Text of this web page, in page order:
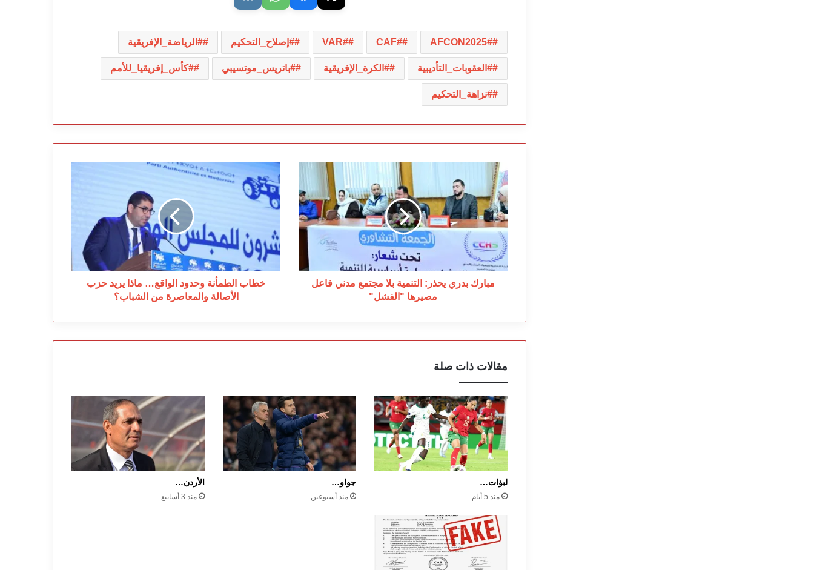
#AFCON2025
#CAF
#VAR #إصلاح_التحكيم #الرياضة_الإفريقية
#العقوبات_التأديبية #الكرة_الإفريقية #باتريس_موتسيبي #كأس_إفريقيا_للأمم
#نزاهة_التحكيم
مبارك
بدري
يحذر:
التنمية
بلا
مجتمع
مدني
فاعل
مصيرها
"الفشل"
مبارك بدري يحذر: التنمية بلا مجتمع مدني فاعل
مصيرها "الفشل"
خطاب
الطمأنة
وحدود
الواقع…
يريد
حزب
الأصالة
والمعاصرة
من
الشباب؟
خطاب الطمأنة وحدود الواقع… ماذا يريد حزب
الأصالة والمعاصرة من الشباب؟
مقالات ذات صلة
لبؤات…
منذ 5 أيام
جواو…
منذ أسبوعين
الأردن…
منذ 3 أسابيع